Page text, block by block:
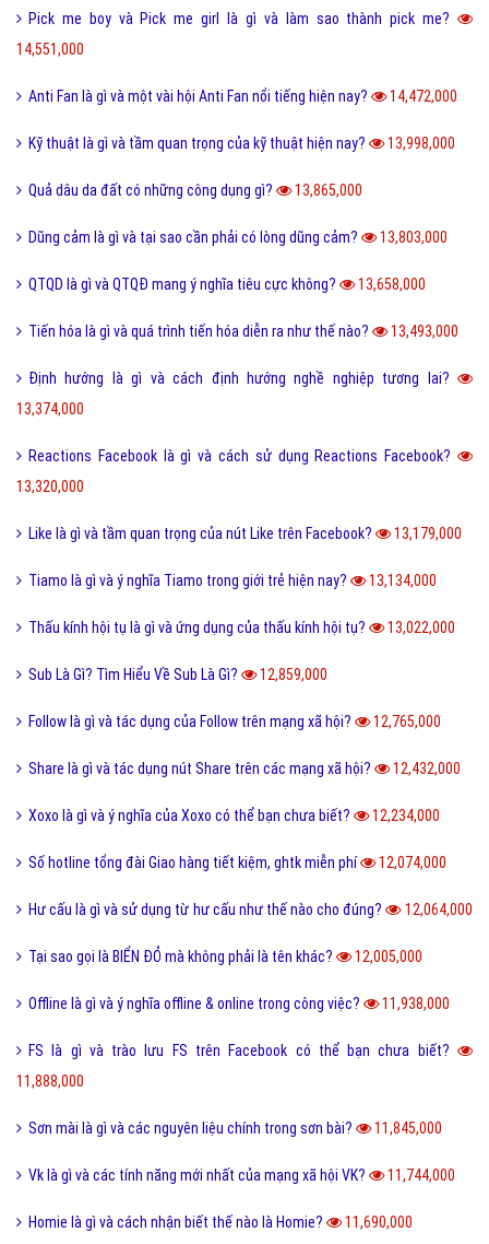
Pick me boy và Pick me girl là gì và làm sao thành pick me?
14,551,000
Anti Fan là gì và một vài hội Anti Fan nổi tiếng hiện nay? 14,472,000
Kỹ thuật là gì và tầm quan trọng của kỹ thuật hiện nay? 13,998,000
Quả dâu da đất có những công dụng gì? 13,865,000
Dũng cảm là gì và tại sao cần phải có lòng dũng cảm? 13,803,000
QTQD là gì và QTQĐ mang ý nghĩa tiêu cực không? 13,658,000
Tiến hóa là gì và quá trình tiến hóa diễn ra như thế nào? 13,493,000
Định hướng là gì và cách định hướng nghề nghiệp tương lai?
13,374,000
Reactions Facebook là gì và cách sử dụng Reactions Facebook?
13,320,000
Like là gì và tầm quan trọng của nút Like trên Facebook? 13,179,000
Tiamo là gì và ý nghĩa Tiamo trong giới trẻ hiện nay? 13,134,000
Thấu kính hội tụ là gì và ứng dụng của thấu kính hội tụ? 13,022,000
Sub Là Gì? Tìm Hiểu Về Sub Là Gì? 12,859,000
Follow là gì và tác dụng của Follow trên mạng xã hội? 12,765,000
Share là gì và tác dụng nút Share trên các mạng xã hội? 12,432,000
Xoxo là gì và ý nghĩa của Xoxo có thể bạn chưa biết? 12,234,000
Số hotline tổng đài Giao hàng tiết kiệm, ghtk miễn phí 12,074,000
Hư cấu là gì và sử dụng từ hư cấu như thế nào cho đúng? 12,064,000
Tại sao gọi là BIỂN ĐỎ mà không phải là tên khác? 12,005,000
Offline là gì và ý nghĩa offline & online trong công việc? 11,938,000
FS là gì và trào lưu FS trên Facebook có thể bạn chưa biết?
11,888,000
Sơn mài là gì và các nguyên liệu chính trong sơn bài? 11,845,000
Vk là gì và các tính năng mới nhất của mạng xã hội VK? 11,744,000
Homie là gì và cách nhận biết thế nào là Homie? 11,690,000